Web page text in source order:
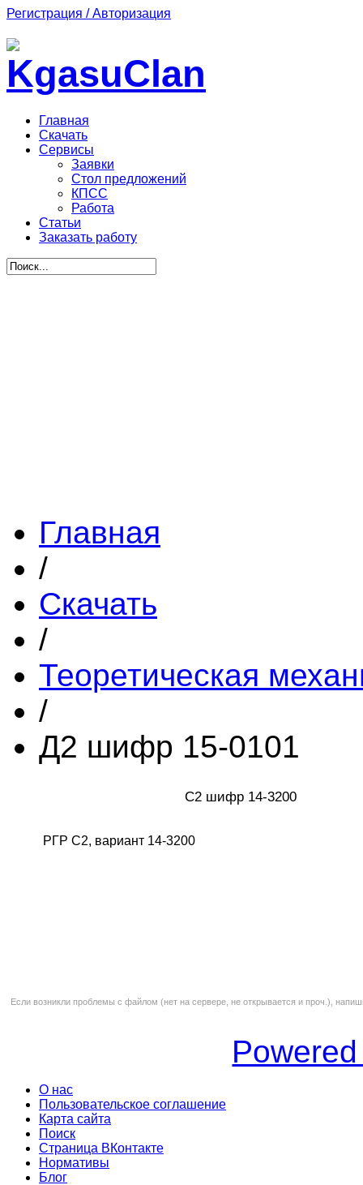
Регистрация / Авторизация
Главная
Скачать
Сервисы
Заявки
Стол предложений
КПСС
Работа
Статьи
Заказать работу
Главная
/
Скачать
/
Теоретическая
/
Д2 шифр 15-0101
С2 шифр 14-3200
РГР С2, вариант 14-3200
Если возникли проблемы с файлом (нет на сервере, не открывается и проч.),
О нас
Пользовательское соглашение
Карта сайта
Поиск
Страница ВКонтакте
Нормативы
Блог